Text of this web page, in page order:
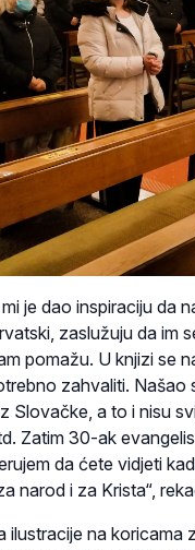
mi je dao inspiraciju da
zaslužuju da im
pomažu. U knjizi se
zahvaliti.
Slovačke, a to i nisu
Zatim 30-ak
da ćete vidjeti
narod i za Krista“,
ilustracije na